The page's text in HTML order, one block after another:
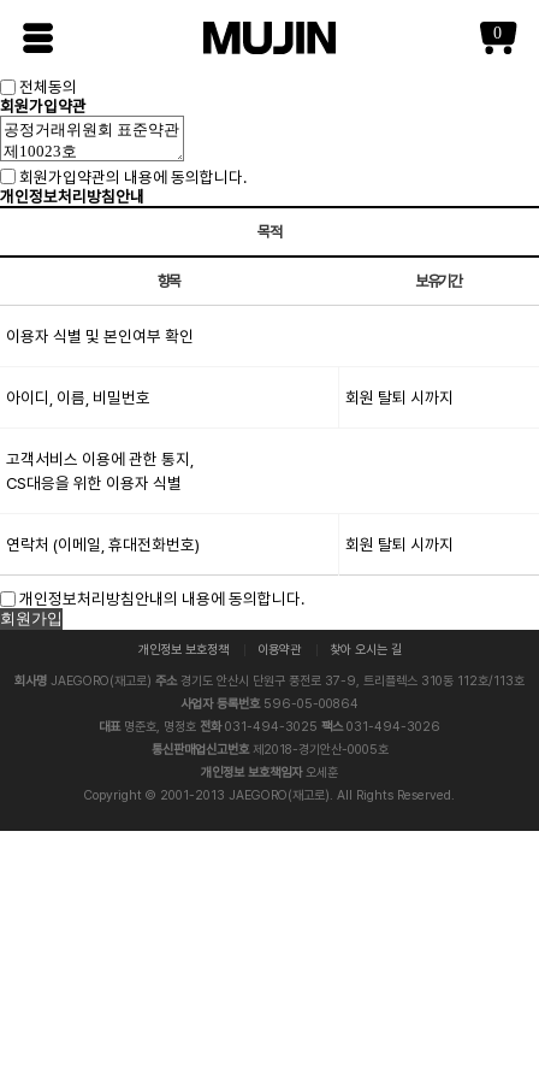
0
전체동의
회원가입약관
회원가입약관의 내용에 동의합니다.
개인정보처리방침안내
목적
항목 보유기간
이용자 식별 및 본인여부 확인
아이디, 이름, 비밀번호 회원 탈퇴 시까지
고객서비스 이용에 관한 통지,
CS대응을 위한 이용자 식별
연락처 (이메일, 휴대전화번호) 회원 탈퇴 시까지
개인정보처리방침안내의 내용에 동의합니다.
개인정보 보호정책 이용약관
찾아 오시는 길
회사명 JAEGORO(재고로) 주소경기도 안산시 단원구 풍전로 37-9, 트리플렉스 310동 112호/113호
사업자 등록번호596-05-00864
대표명준호, 명정호 전화031-494-3025 팩스031-494-3026
통신판매업신고번호제2018-경기안산-0005호
개인정보 보호책임자오세훈
Copyright © 2001-2013 JAEGORO(재고로). All Rights Reserved.